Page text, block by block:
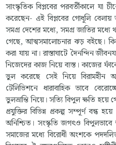
সাংস্কৃতিক বিপ্লবের পরবর্তীকালে যা
করেছেন- এই বিপ্লবের গোধূলি
সমগ্র দেশের মধ্যে, সমগ্র জাতির
গেছে, আত্মসমালোচনার ঝড় বইছে।
করা যায় না। রাস্তাঘাটে দৈনন্দিন
নিজেদের কাজ নিয়ে ব্যস্ত। কাজের
ভুল করেছে সেই নিয়ে বিরামহীন
টেলিভিশনে ধারাবাহিক ভাবে
ভুলভ্রান্তি নিয়ে। সত্যি বিপুল ক্ষতি হয়ে
প্রযুক্তির বিভিন্ন প্রকল্প সম্পূর্ণ বন্ধ
অনিশ্চিত। সংস্কৃতি জগৎও বিপুলভাবে
সমাজের মধ্যে বিরোধী অংশকে